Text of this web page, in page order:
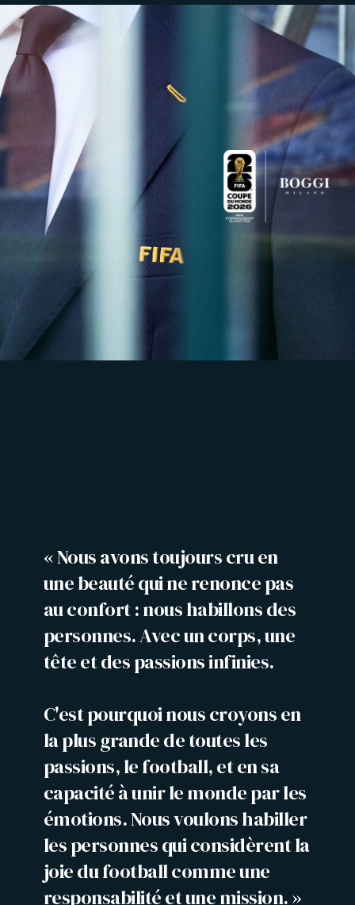
« Nous avons toujours cru en
une beauté qui ne renonce pas
au confort : nous habillons des
personnes. Avec un corps, une
tête et des passions infinies.
C'est pourquoi nous croyons en
la plus grande de toutes les
passions, le football, et en sa
capacité à unir le monde par les
émotions. Nous voulons habiller
les personnes qui considèrent la
joie du football comme une
responsabilité et une mission. »